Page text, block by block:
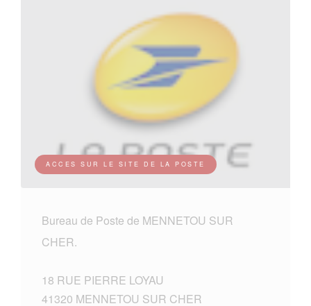
ACCES SUR LE SITE DE LA POSTE
Bureau de Poste de MENNETOU SUR
CHER.
18 RUE PIERRE LOYAU
41320 MENNETOU SUR CHER